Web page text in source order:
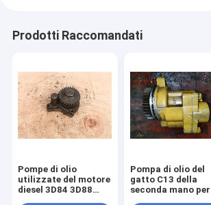
Prodotti Raccomandati
Pompe di olio
utilizzate del motore
diesel 3D84 3D88
Pompa di olio del
gatto C13 della
seconda mano